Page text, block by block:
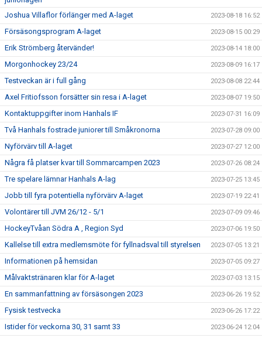
Joshua Villaflor förlänger med A-laget 2023-08-18 16:52
Försäsongsprogram A-laget 2023-08-15 00:29
Erik Strömberg återvänder! 2023-08-14 18:00
Morgonhockey 23/24 2023-08-09 16:17
Testveckan är i full gång 2023-08-08 22:44
Axel Fritiofsson forsätter sin resa i A-laget 2023-08-07 19:50
Kontaktuppgifter inom Hanhals IF 2023-07-31 16:09
Två Hanhals fostrade juniorer till Småkronorna 2023-07-28 09:00
Nyförvärv till A-laget 2023-07-27 12:00
Några få platser kvar till Sommarcampen 2023 2023-07-26 08:24
Tre spelare lämnar Hanhals A-lag 2023-07-25 13:45
Jobb till fyra potentiella nyförvärv A-laget 2023-07-19 22:41
Volontärer till JVM 26/12 - 5/1 2023-07-09 09:46
HockeyTvåan Södra A , Region Syd 2023-07-06 19:50
Kallelse till extra medlemsmöte för fyllnadsval till styrelsen 2023-07-05 13:21
Informationen på hemsidan 2023-07-05 09:27
Målvaktstränaren klar för A-laget 2023-07-03 13:15
En sammanfattning av försäsongen 2023 2023-06-26 19:52
Fysisk testvecka 2023-06-26 17:22
Istider för veckorna 30, 31 samt 33 2023-06-24 12:04